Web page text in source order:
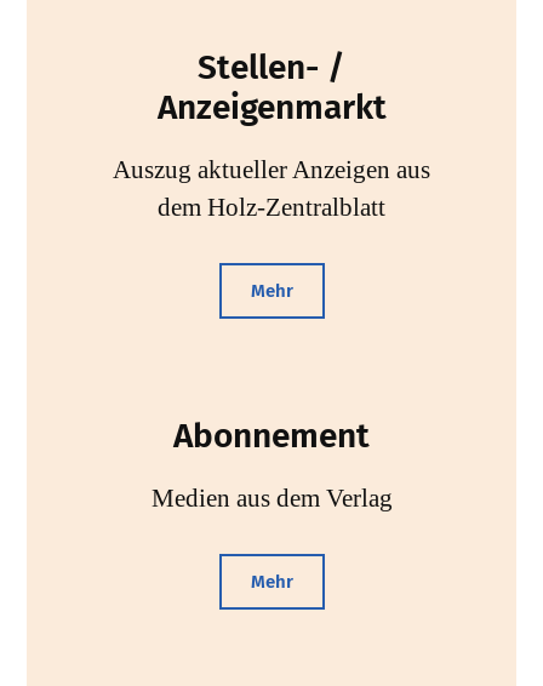
Stellen- /
Anzeigenmarkt
Auszug aktueller Anzeigen aus
dem Holz-Zentralblatt
Mehr
Abonnement
Medien aus dem Verlag
Mehr